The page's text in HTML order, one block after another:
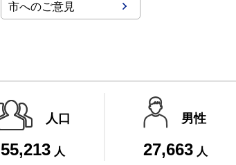
市へのご意見
人口
55,213 人
男性
27,663 人